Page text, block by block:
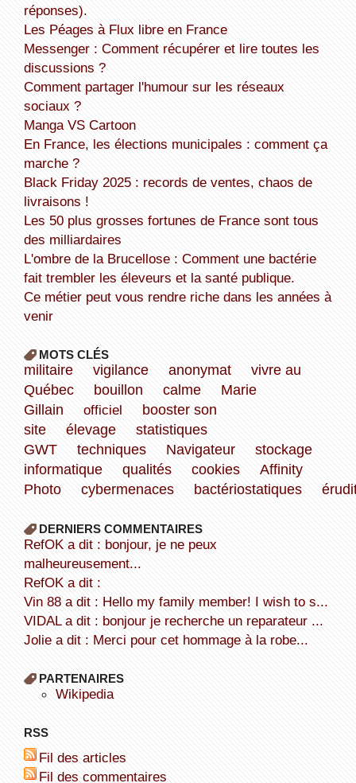
réponses).
Les Péages à Flux libre en France
Messenger : Comment récupérer et lire toutes les
discussions ?
Comment partager l'humour sur les réseaux
sociaux ?
Manga VS Cartoon
En France, les élections municipales : comment ça
marche ?
Black Friday 2025 : records de ventes, chaos de
livraisons !
Les 50 plus grosses fortunes de France sont tous
des milliardaires
L'ombre de la Brucellose : Comment une bactérie
fait trembler les éleveurs et la santé publique.
Ce métier peut vous rendre riche dans les années à
venir
MOTS CLÉS
militaire vigilance anonymat
vivre au
Québec
bouillon calme
Marie
Gillain
officiel
booster son
site
élevage
statistiques
GWT
techniques Navigateur
stockage
informatique
qualités cookies
Affinity
Photo
cybermenaces bactériostatiques
DERNIERS COMMENTAIRES
refOK a dit : bonjour, je ne peux
malheureusement...
refOK a dit :
Vin 88 a dit : Hello my family member! I wish to s...
VIDAL a dit : bonjour je recherche un reparateur ...
Jolie a dit : Merci pour cet hommage à la robe...
PARTENAIRES
wikipedia
RSS
Fil des articles
Fil des commentaires